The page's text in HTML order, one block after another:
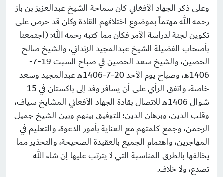
وعلى ذكر الجهاد الأفغاني كان سماحة الشيخ عبدالعزيز بن باز
رحمه الله مهتماً بموضوع اختلافهم القادة وكان قد حرص على
تكوين لجنة لدراسة الأمر فكان مما كتبه رحمه الله: (اجتمعنا
بأصحاب الفضيلة الشيخ عبدالمجيد الزنداني، والشيخ صالح
الحصين، والشيخ سعد الحصين في صباح السبت 19-7-
1406هـ، وصباح يوم الأحد 20-7-1406هـ عبدالمجيد وسعد
خاصة، واتفق الرأي على أن يسافر وفد إلى باكستان في 15
شوال 1406هـ للاتصال بقادة الجهاد الأفعاني المشايخ سياف،
وقلب الدين، وبرهان الدين؛ للتوفيق بينهم وبين الشيخ جميل
الرحمن، وجمع كلمتهم مع العناية بأمور الدعوة، والتعليم في
المهاجرين، واهتمام الجميع بالعقيدة الصحيحة، والتحذير مما
يخالفها بالطرق المناسبة التي لا يترتب عليها إن شاء الله
تصدع، ولا خلاف.